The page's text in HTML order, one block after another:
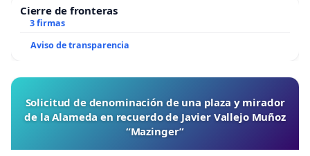
Cierre de fronteras
3 firmas
Aviso de transparencia
Solicitud de denominación de una plaza y mirador
de la Alameda en recuerdo de Javier Vallejo Muñoz
“Mazinger”